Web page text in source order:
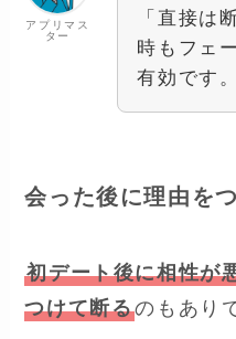
アプリマス
ター
「直接は
時もフェ
有効です。
会った後に理由を
初デート後に相性が
つけて断るのもあり